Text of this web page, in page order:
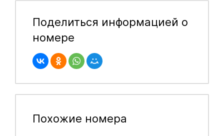
Поделиться информацией о
номере
Похожие номера